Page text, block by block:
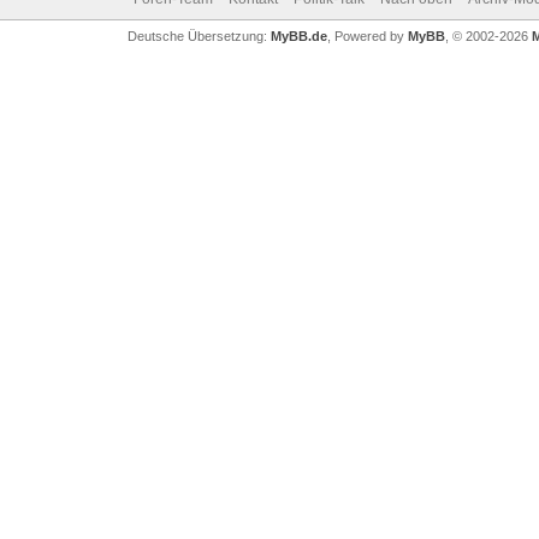
Deutsche Übersetzung: MyBB.de, Powered by MyBB, © 2002-2026